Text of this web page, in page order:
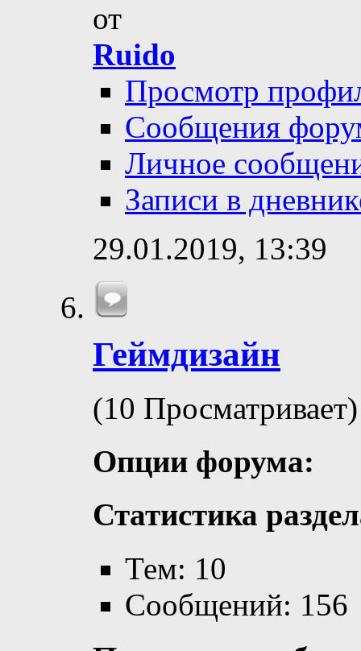
от
Ruido
Просмотр
Сообщения
Личное
Записи в
29.01.2019, 13:39
Геймдизайн
(10 Просматривает)
Опции форума:
Статистика
Тем: 10
Сообщений: 156